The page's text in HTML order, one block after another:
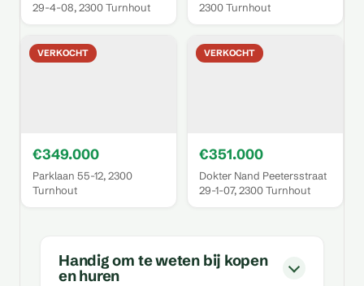
29-4-08, 2300 Turnhout
2300 Turnhout
VERKOCHT
€349.000
Parklaan 55-12, 2300
Turnhout
VERKOCHT
€351.000
Dokter Nand Peetersstraat
29-1-07, 2300 Turnhout
Handig om te weten bij kopen
en huren